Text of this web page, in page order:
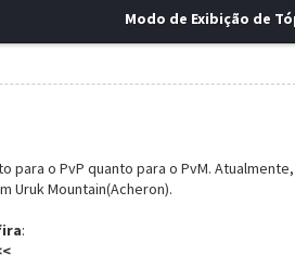
Modo de Exibição de
o PvP quanto para o PvM.
Uruk Mountain(Acheron).
: